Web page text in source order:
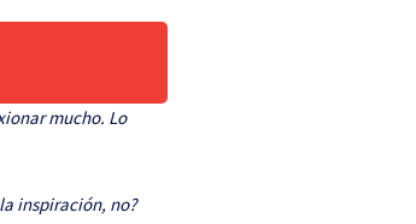
mucho. Lo
inspiración, no?